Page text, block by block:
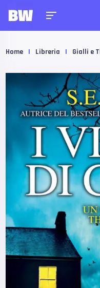
Home | Libreria | Gialli e